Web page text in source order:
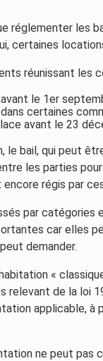
réglementer les
certaines
réunissant les
le 1er
certaines
avant le 23
bail, qui peut
les parties
régis par
par catégories
car elles
demander.
«
relevant de la loi
applicable,
ne peut pas